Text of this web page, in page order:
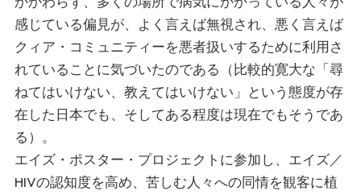
感じている偏見が、よく言えば無視され、悪く言えば
クィア・コミュニティーを悪者扱いするために利用さ
れていることに気づいたのである（比較的寛大な「尋
ねてはいけない、教えてはいけない」という態度が存
在した日本でも、そしてある程度は現在でもそうであ
る）。
エイズ・ポスター・プロジェクトに参加し、エイズ／
HIVの認知度を高め、苦しむ人々への同情を観客に植